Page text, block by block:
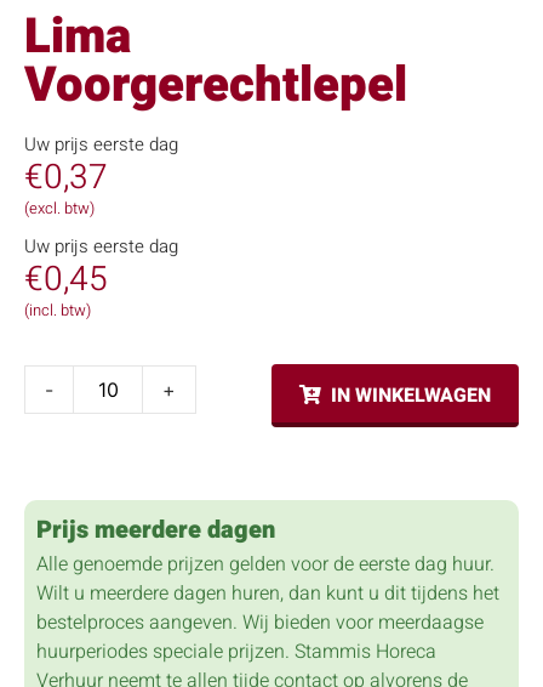
Lima
Voorgerechtlepel
Uw prijs eerste dag
€0,37
(excl. btw)
Uw prijs eerste dag
€0,45
(incl. btw)
- + IN WINKELWAGEN
Prijs meerdere dagen
Alle genoemde prijzen gelden voor de eerste dag huur.
Wilt u meerdere dagen huren, dan kunt u dit tijdens het
bestelproces aangeven. Wij bieden voor meerdaagse
huurperiodes speciale prijzen. Stammis Horeca
Verhuur neemt te allen tijde contact op alvorens de